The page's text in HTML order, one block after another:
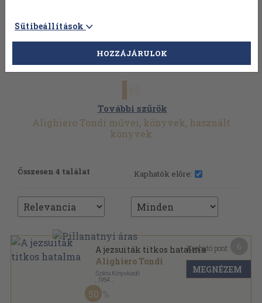
További szűrők
Alighiero Tondi művei, könyvek, használt
könyvek
Összesen 4 találat Kaphatók előre:
A jezsuiták titkos hatalma
Alighiero Tondi
Szikra Könyvkiadó
1954
Ragasztott papírkötés
50
Kapható pont:
MEGNÉZEM
Sütibeállítások
HOZZÁJÁRULOK